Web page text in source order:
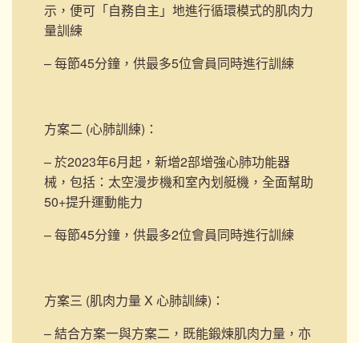
示，便可「自務自主」地進行循環模式的肌肉力
量訓練
– 每節45分鐘，供最多5位會員同時進行訓練
方案二 (心肺訓練) ：
– 於2023年6月起，新增2部增強心肺功能器
械，包括：太空漫步機和室內划艇機， 全面幫助
50+提升運動能力
– 每節45分鐘，供最多2位會員同時進行訓練
方案三 (肌肉力量 X 心肺訓練) ：
– 結合方案一與方案二，既能鍛煉肌肉力量，亦